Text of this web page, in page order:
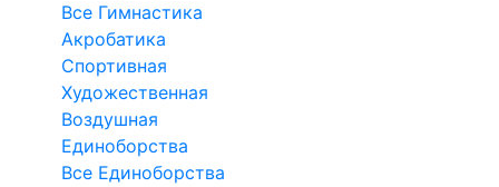
Все Гимнастика
Акробатика
Спортивная
Художественная
Воздушная
Единоборства
Все Единоборства